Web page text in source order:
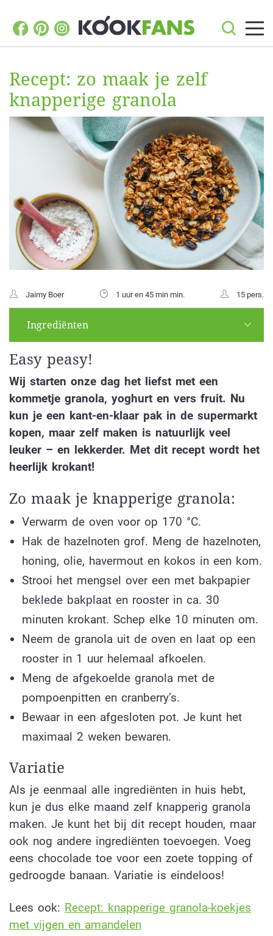
Recept: zo maak je zelf
knapperige granola
Jaimy Boer 1 uur en 45 min min. 15 pers.
Ingrediënten
Easy peasy!
Wij starten onze dag het liefst met een
kommetje granola, yoghurt en vers fruit. Nu
kun je een kant-en-klaar pak in de supermarkt
kopen, maar zelf maken is natuurlijk veel
leuker – en lekkerder. Met dit recept wordt het
heerlijk krokant!
Zo maak je knapperige granola:
Verwarm de oven voor op 170 °C.
Hak de hazelnoten grof. Meng de hazelnoten,
honing, olie, havermout en kokos in een kom.
Strooi het mengsel over een met bakpapier
beklede bakplaat en rooster in ca. 30
minuten krokant. Schep elke 10 minuten om.
Neem de granola uit de oven en laat op een
rooster in 1 uur helemaal afkoelen.
Meng de afgekoelde granola met de
pompoenpitten en cranberry’s.
Bewaar in een afgesloten pot. Je kunt het
maximaal 2 weken bewaren.
Variatie
Als je eenmaal alle ingrediënten in huis hebt,
kun je dus elke maand zelf knapperig granola
maken. Je kunt het bij dit recept houden, maar
ook nog andere ingrediënten toevoegen. Voeg
eens chocolade toe voor een zoete topping of
gedroogde banaan. Variatie is eindeloos!
Lees ook: Recept: knapperige granola-koekjes
met vijgen en amandelen